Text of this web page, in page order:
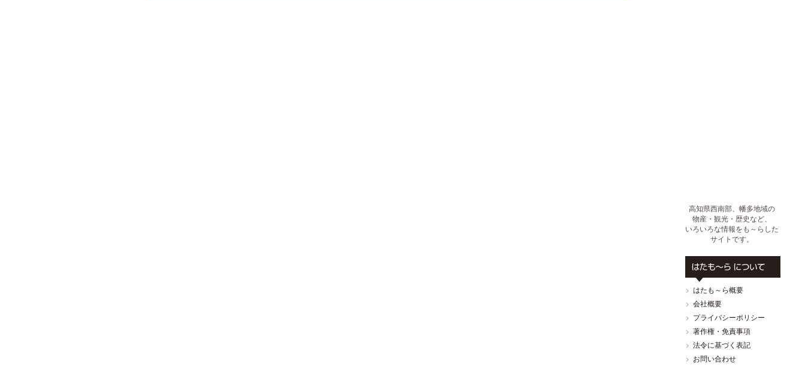
高知県西南部、幡多地域の
物産・観光・歴史など、
いろいろな情報をも～らした
サイトです。
はたも～ら概要
会社概要
プライバシーポリシー
著作権・免責事項
法令に基づく表記
お問い合わせ